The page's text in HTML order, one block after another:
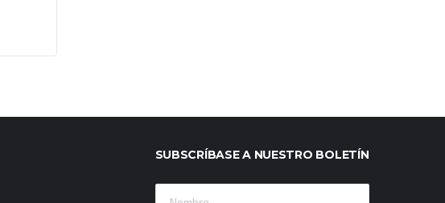
SUBSCRÍBASE A NUESTRO BOLETÍN